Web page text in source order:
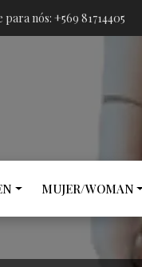
para nós: +569 81714405
MUJER/WOMAN